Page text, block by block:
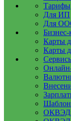
Тарифы
Для ИП
Для
Карты
Карты